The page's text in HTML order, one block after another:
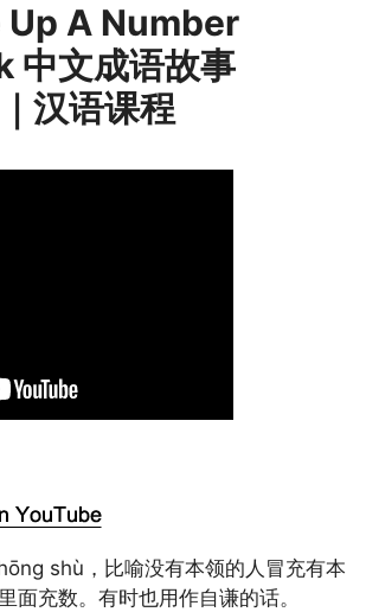
Up A Number
文成语故事
汉语课程
shù，比喻没有本领的人冒充有本
面充数。有时也用作自谦的话。